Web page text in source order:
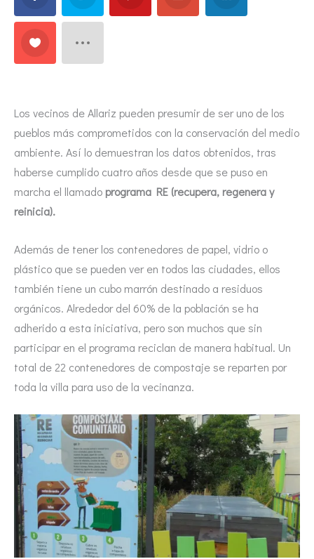
Los vecinos de Allariz pueden presumir de ser uno de los
pueblos más comprometidos con la conservación del medio
ambiente. Así lo demuestran los datos obtenidos, tras
haberse cumplido cuatro años desde que se puso en
marcha el llamado programa RE (recupera, regenera y
reinicia).
Además de tener los contenedores de papel, vidrio o
plástico que se pueden ver en todos las ciudades, ellos
también tiene un cubo marrón destinado a residuos
orgánicos. Alrededor del 60% de la población se ha
adherido a esta iniciativa, pero son muchos que sin
participar en el programa reciclan de manera habitual. Un
total de 22 contenedores de compostaje se reparten por
toda la villa para uso de la vecinanza.